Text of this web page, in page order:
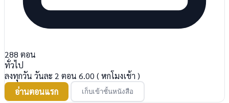
288 ตอน
ทั่วไป
ลงทุกวัน วันละ 2 ตอน 6.00 ( หกโมงเช้า )
อ่านตอนแรก
เก็บเข้าชั้นหนังสือ